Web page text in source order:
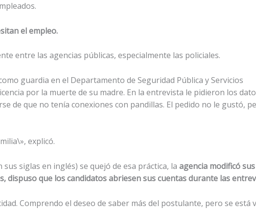
el empleo.
entre las agencias públicas, especialmente las policiales.
guardia en el Departamento de Seguridad Pública y Servicios
por la muerte de su madre. En la entrevista le pidieron los
de que no tenía conexiones con pandillas. El pedido no le gustó,
explicó.
siglas en inglés) se quejó de esa práctica, la agencia modificó sus
dispuso que los candidatos abriesen sus cuentas durante las
Comprendo el deseo de saber más del postulante, pero se está